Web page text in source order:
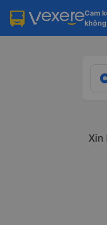
Cam
Xin